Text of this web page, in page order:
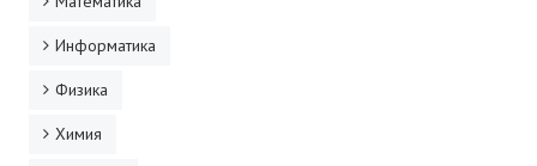
Информатика
Физика
Химия